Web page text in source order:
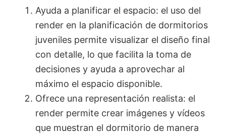
Ayuda a planificar el espacio: el uso del
render en la planificación de dormitorios
juveniles permite visualizar el diseño final
con detalle, lo que facilita la toma de
decisiones y ayuda a aprovechar al
máximo el espacio disponible.
Ofrece una representación realista: el
render permite crear imágenes y vídeos
que muestran el dormitorio de manera